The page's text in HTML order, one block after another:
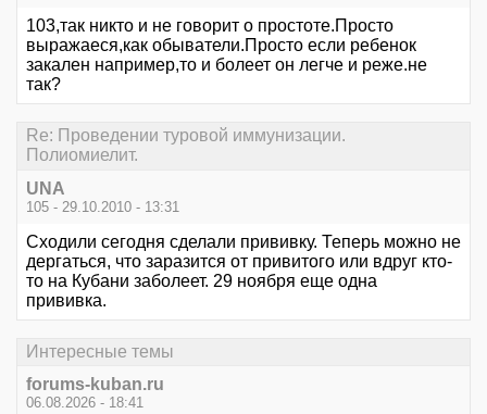
103,так никто и не говорит о простоте.Просто
выражаеся,как обыватели.Просто если ребенок
закален например,то и болеет он легче и реже.не
так?
Re: Проведении туровой иммунизации.
Полиомиелит.
UNA
105 - 29.10.2010 - 13:31
Cходили сегодня сделали прививку. Теперь можно не
дергаться, что заразится от привитого или вдруг кто-
то на Кубани заболеет. 29 ноября еще одна
прививка.
Интересные темы
forums-kuban.ru
06.08.2026 - 18:41